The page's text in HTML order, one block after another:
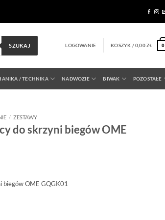
SZUKAJ LOGOWANIE KOSZYK /0,00ZŁ 0
/ TECHNIKA NADWOZIE BIWAK POZOSTAŁE
/ ZESTAWY
do skrzyni biegów OME
biegów OME GQGK01